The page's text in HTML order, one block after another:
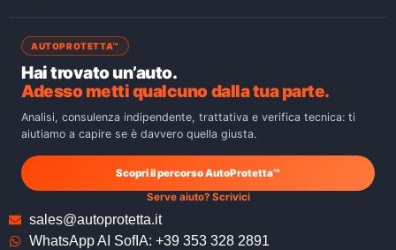
AUTOPROTETTA™
Hai trovato un’auto.
Adesso metti qualcuno dalla tua parte.
Analisi, consulenza indipendente, trattativa e verifica tecnica: ti
aiutiamo a capire se è davvero quella giusta.
Scopri il percorso AutoProtetta™
Serve aiuto? Scrivici
sales@autoprotetta.it
WhatsApp AI SofIA: +39 353 328 2891